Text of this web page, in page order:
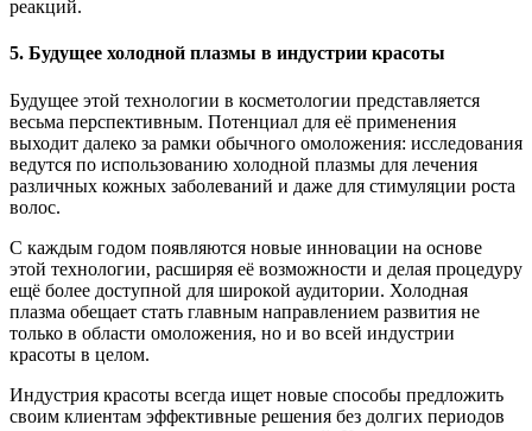
реакций.
5. Будущее холодной плазмы в индустрии красоты
Будущее этой технологии в косметологии представляется
весьма перспективным. Потенциал для её применения
выходит далеко за рамки обычного омоложения: исследования
ведутся по использованию холодной плазмы для лечения
различных кожных заболеваний и даже для стимуляции роста
волос.
С каждым годом появляются новые инновации на основе
этой технологии, расширяя её возможности и делая процедуру
ещё более доступной для широкой аудитории. Холодная
плазма обещает стать главным направлением развития не
только в области омоложения, но и во всей индустрии
красоты в целом.
Индустрия красоты всегда ищет новые способы предложить
своим клиентам эффективные решения без долгих периодов